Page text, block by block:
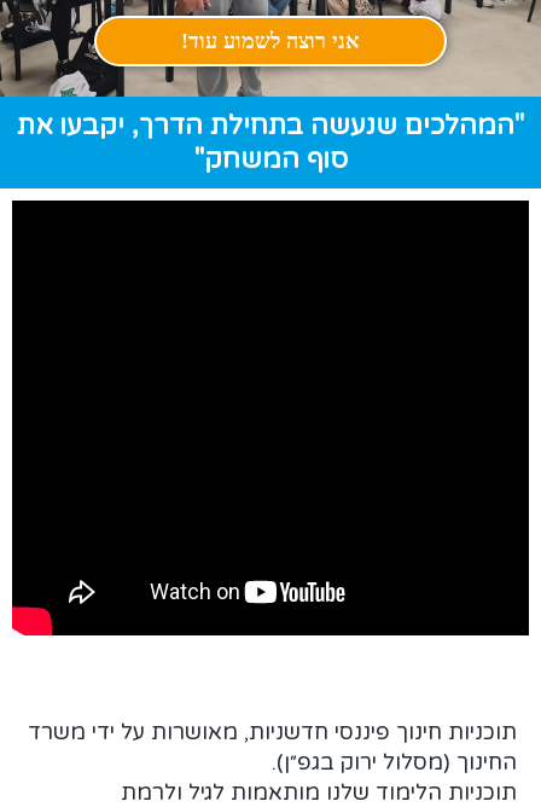
אני רוצה לשמוע עוד!
"המהלכים שנעשה בתחילת הדרך, יקבעו את
סוף המשחק"
תוכניות חינוך פיננסי חדשניות, מאושרות על ידי משרד
החינוך (מסלול ירוק בגפ״ן).
תוכניות הלימוד שלנו מותאמות לגיל ולרמת